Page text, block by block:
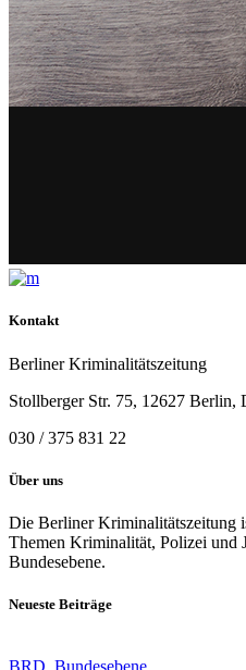
Kontakt
Berliner Kriminalitätszeitung
Stollberger Str. 75, 12627 Berlin,
030 / 375 831 22
Über uns
Die Berliner Kriminalitätszeitung
Themen Kriminalität, Polizei und
Bundesebene.
Neueste Beiträge